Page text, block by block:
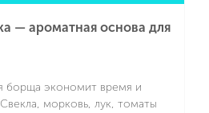
— ароматная основа для
борща экономит время и
морковь, лук, томаты